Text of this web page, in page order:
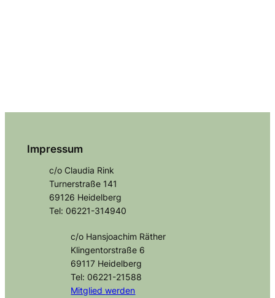
Impressum
c/o Claudia Rink
Turnerstraße 141
69126 Heidelberg
Tel: 06221-314940
c/o Hansjoachim Räther
Klingentorstraße 6
69117 Heidelberg
Tel: 06221-21588
Mitgliedwerden